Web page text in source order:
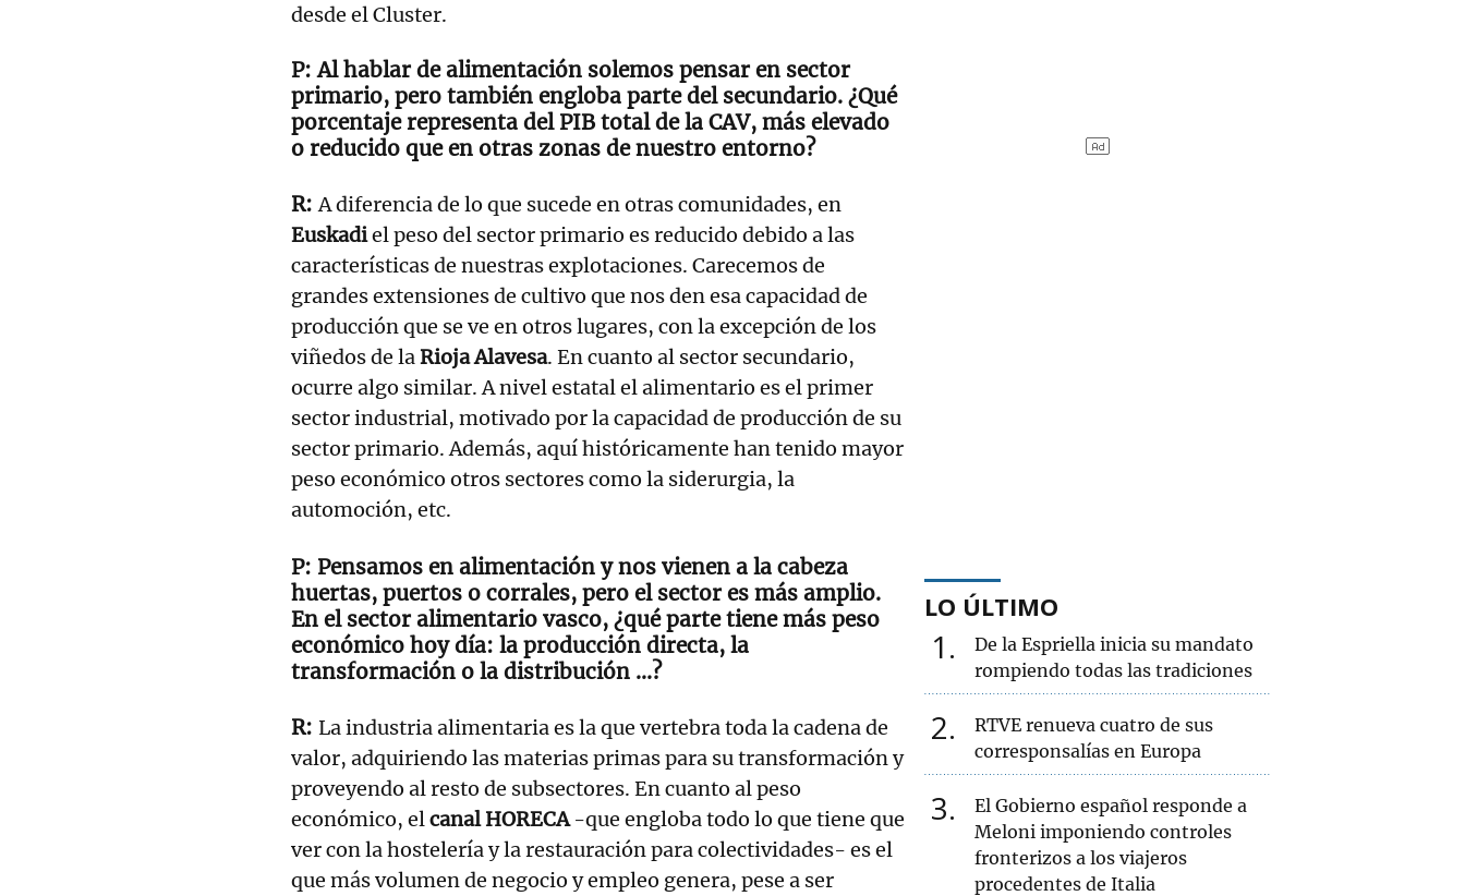
desde el Cluster.
Al hablar de alimentación solemos pensar en sector
primario, pero también engloba parte del secundario. ¿Qué
porcentaje representa del PIB total de la CAV, más elevado
o reducido que en otras zonas de nuestro entorno?
A diferencia de lo que sucede en otras comunidades, en
Euskadiel peso del sector primario es reducido debido a las
características de nuestras explotaciones. Carecemos de
grandes extensiones de cultivo que nos den esa capacidad de
producción que se ve en otros lugares, con la excepción de los
viñedos de laRioja Alavesa. En cuanto al sector secundario,
ocurre algo similar. A nivel estatal el alimentario es el primer
sector industrial, motivado por la capacidad de producción de su
sector primario. Además, aquí históricamente han tenido mayor
peso económico otros sectores como la siderurgia, la
automoción, etc.
Pensamos en alimentación y nos vienen a la cabeza
huertas, puertos o corrales, pero el sector es más amplio.
En el sector alimentario vasco, ¿qué parte tiene más peso
económico hoy día: la producción directa, la
transformación o la distribución …?
La industria alimentaria es la que vertebra toda la cadena de
valor, adquiriendo las materias primas para su transformación y
proveyendo al resto de subsectores. En cuanto al peso
económico, elcanal HORECA-que engloba todo lo que tiene que
ver con la hostelería y la restauración para colectividades- es el
que más volumen de negocio y empleo genera, pese a ser
LO ÚLTIMO
1
De la Espriella inicia su mandato
rompiendo todas las tradiciones
2
RTVE renueva cuatro de sus
corresponsalías en Europa
3
El Gobierno español responde a
Meloni imponiendo controles
fronterizos a los viajeros
procedentes de Italia